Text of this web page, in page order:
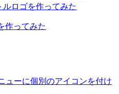
ルロゴを作ってみた
作ってみた
ューに個別のアイコンを付け